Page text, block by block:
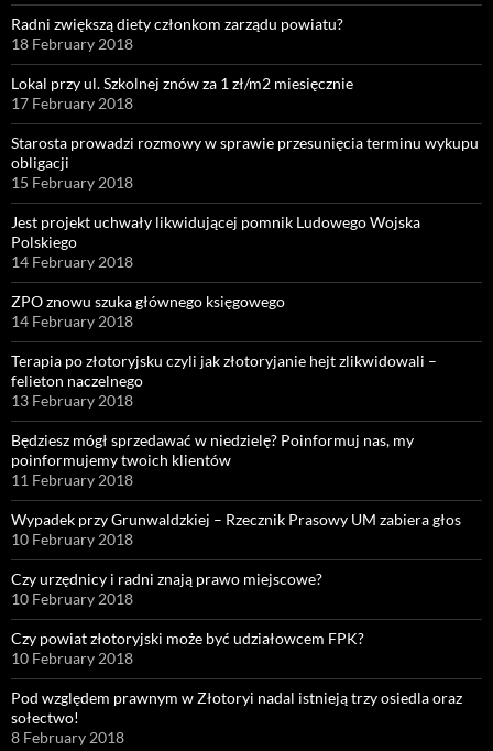
Radni zwiększą diety członkom zarządu powiatu?
18 February 2018
Lokal przy ul. Szkolnej znów za 1 zł/m2 miesięcznie
17 February 2018
Starosta prowadzi rozmowy w sprawie przesunięcia terminu wykupu
obligacji
15 February 2018
Jest projekt uchwały likwidującej pomnik Ludowego Wojska
Polskiego
14 February 2018
ZPO znowu szuka głównego księgowego
14 February 2018
Terapia po złotoryjsku czyli jak złotoryjanie hejt zlikwidowali –
felieton naczelnego
13 February 2018
Będziesz mógł sprzedawać w niedzielę? Poinformuj nas, my
poinformujemy twoich klientów
11 February 2018
Wypadek przy Grunwaldzkiej – Rzecznik Prasowy UM zabiera głos
10 February 2018
Czy urzędnicy i radni znają prawo miejscowe?
10 February 2018
Czy powiat złotoryjski może być udziałowcem FPK?
10 February 2018
Pod względem prawnym w Złotoryi nadal istnieją trzy osiedla oraz
sołectwo!
8 February 2018